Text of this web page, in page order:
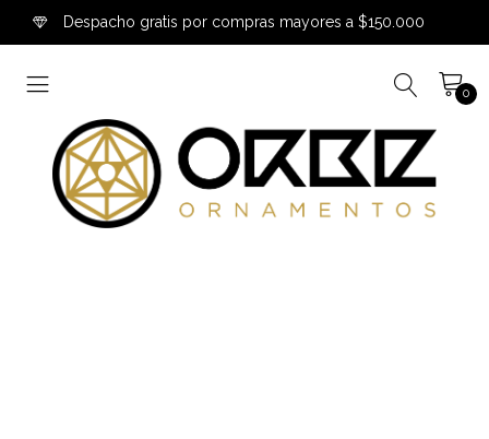
Despacho gratis por compras mayores a $150.000
0